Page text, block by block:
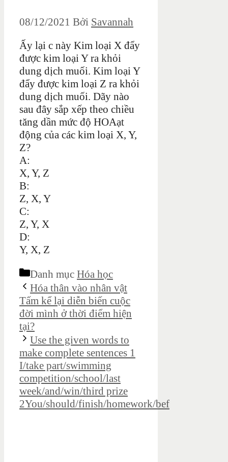
08/12/2021 Bởi Savannah
Ấy lại c này Kim loại X đẩy
được kim loại Y ra khỏi
dung dịch muối. Kim loại Y
đẩy được kim loại Z ra khỏi
dung dịch muối. Dãy nào
sau đây sắp xếp theo chiều
tăng dần mức độ HOAạt
động của các kim loại X, Y,
Z?
A:
X, Y, Z
B:
Z, X, Y
C:
Z, Y, X
D:
Y, X, Z
Danh mục Hóa học
Hóa thân vào nhân vật
Tấm kể lại diễn biến cuộc
đời mình ở thời điểm hiện
tại?
Use the given words to
make complete sentences 1
I/take part/swimming
competition/school/last
week/and/win/third prize
2You/should/finish/homework/bef